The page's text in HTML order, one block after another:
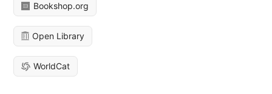
Bookshop.org
Open Library
WorldCat